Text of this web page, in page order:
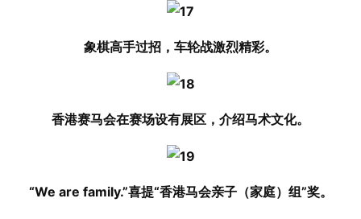
象棋高手过招，车轮战激烈精彩。
香港赛马会在赛场设有展区，介绍马术文化。
“We are family.”喜提“香港马会亲子（家庭）组”奖。